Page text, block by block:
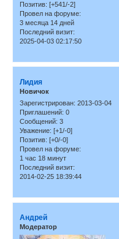
Позитив: [+541/-2]
Провел на форуме:
3 месяца 14 дней
Последний визит:
2025-04-03 02:17:50
Лидия
Новичок
Зарегистрирован: 2013-03-04
Приглашений: 0
Сообщений: 3
Уважение: [+1/-0]
Позитив: [+0/-0]
Провел на форуме:
1 час 18 минут
Последний визит:
2014-02-25 18:39:44
Андрей
Модератор